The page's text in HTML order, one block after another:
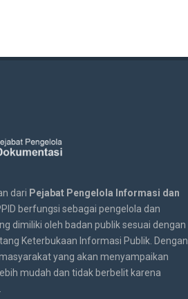
dari Pejabat Pengelola Informasi dan
berfungsi sebagai pengelola dan
dimiliki oleh badan publik sesuai dengan
Keterbukaan Informasi Publik. Dengan
yang akan menyampaikan
mudah dan tidak berbelit karena